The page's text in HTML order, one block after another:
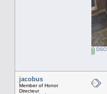
jacobus
Member of Honor
Directeur